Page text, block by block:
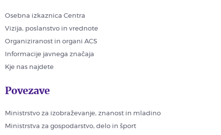
Osebna izkaznica Centra
Vizija, poslanstvo in vrednote
Organiziranost in organi ACS
Informacije javnega značaja
Kje nas najdete
Povezave
Ministrstvo za izobraževanje, znanost in mladino
Ministrstva za gospodarstvo, delo in šport